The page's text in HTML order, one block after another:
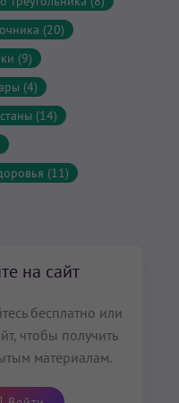
(20)
(9)
(4)
(14)
(11)
на сайт
бесплатно или
чтобы получить
материалам.